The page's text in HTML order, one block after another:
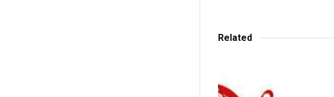
Related